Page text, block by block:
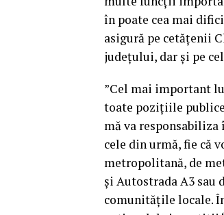
în poate cea mai
asigură pe cetățenii
județului, dar și pe
”Cel mai important
toate pozițiile
mă va
cele din urmă, fie că
metropolitană, de
și Autostrada A3 sau
comunitățile locale.